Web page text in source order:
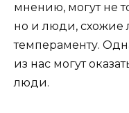
мнению, могут не
но и люди, схожие
темпераменту.
из нас могут
люди.